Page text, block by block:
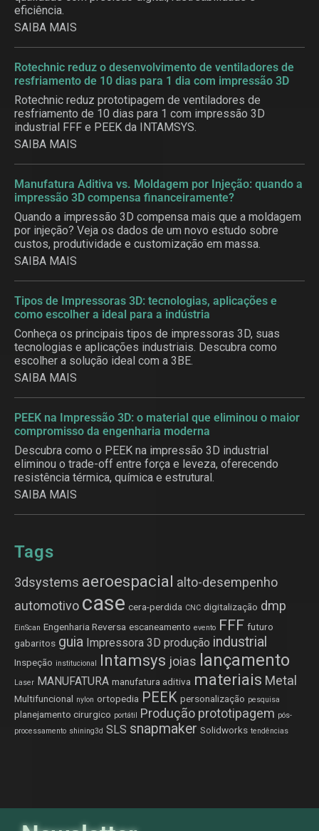
eficiência.
SAIBA MAIS
Rotechnic reduz o desenvolvimento de ventiladores de
resfriamento de 10 dias para 1 dia com impressão 3D
Rotechnic reduz prototipagem de ventiladores de
resfriamento de 10 dias para 1 com impressão 3D
industrial FFF e PEEK da INTAMSYS.
SAIBA MAIS
Manufatura Aditiva vs. Moldagem por Injeção: quando a
impressão 3D compensa financeiramente?
Quando a impressão 3D compensa mais que a moldagem
por injeção? Veja os dados de um novo estudo sobre
custos, produtividade e customização em massa.
SAIBA MAIS
Tipos de Impressoras 3D: tecnologias, aplicações e
como escolher a ideal para a indústria
Conheça os principais tipos de impressoras 3D, suas
tecnologias e aplicações industriais. Descubra como
escolher a solução ideal com a 3BE.
SAIBA MAIS
PEEK na Impressão 3D: o material que eliminou o maior
compromisso da engenharia moderna
Descubra como o PEEK na impressão 3D industrial
eliminou o trade-off entre força e leveza, oferecendo
resistência térmica, química e estrutural.
SAIBA MAIS
Tags
3dsystems aeroespacial alto-desempenho
automotivo case cera-perdida CNC digitalização dmp
EinScan Engenharia Reversa escaneamento evento FFF futuro
gabaritos guia Impressora 3D produção industrial
Inspeção institucional Intamsys joias lançamento
Laser MANUFATURA manufatura aditiva materiais Metal
Multifuncional nylon ortopedia PEEK personalização pesquisa
planejamento cirurgico portátil Produção prototipagem pós-
processamento shining3d SLS snapmaker Solidworks tendências